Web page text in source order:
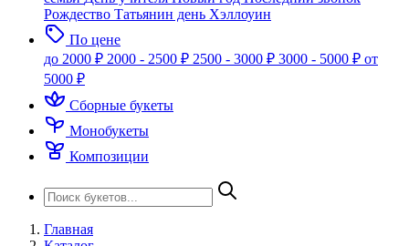
Рождество Татьянин день Хэллоуин
По цене
до 2000 ₽ 2000 - 2500 ₽ 2500 - 3000 ₽ 3000 - 5000 ₽ от
5000 ₽
Сборные букеты
Монобукеты
Композиции
Главная